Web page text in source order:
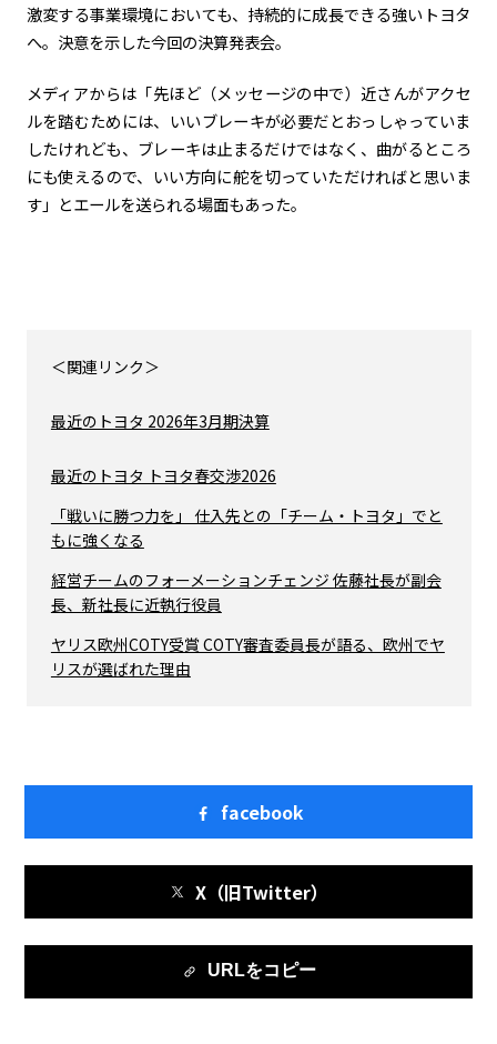
激変する事業環境においても、持続的に成長できる強いトヨタ
へ。決意を示した今回の決算発表会。
メディアからは「先ほど（メッセージの中で）近さんがアクセ
ルを踏むためには、いいブレーキが必要だとおっしゃっていま
したけれども、ブレーキは止まるだけではなく、曲がるところ
にも使えるので、いい方向に舵を切っていただければと思いま
す」とエールを送られる場面もあった。
＜関連リンク＞
最近のトヨタ 2026年3月期決算
最近のトヨタ トヨタ春交渉2026
「戦いに勝つ力を」 仕入先との「チーム・トヨタ」でと
もに強くなる
経営チームのフォーメーションチェンジ 佐藤社長が副会
長、新社長に近執行役員
ヤリス欧州COTY受賞 COTY審査委員長が語る、欧州でヤ
リスが選ばれた理由
facebook
X（旧Twitter）
URLをコピー